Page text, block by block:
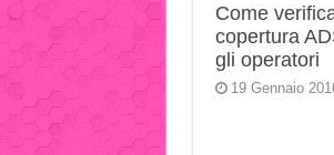
Come
copertura
gli operatori
19 Gennaio